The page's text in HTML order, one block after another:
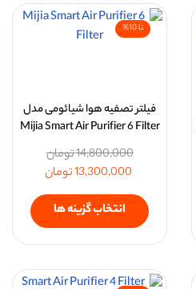
تا 10%
فیلتر تصفیه هوا شیائومی مدل
Mijia Smart Air Purifier 6 Filter
14,800,000تومان
13,300,000تومان
انتخاب گزینه ها